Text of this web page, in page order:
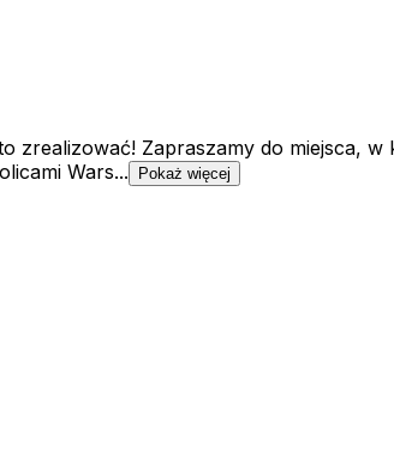
zrealizować! Zapraszamy do miejsca,
Wars...
Pokaż więcej